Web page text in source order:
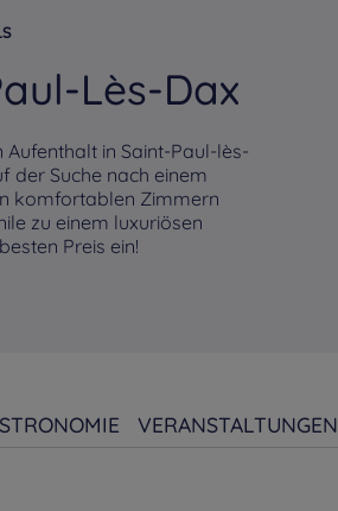
Lès-Dax
Aufenthalt in Saint-Paul-lès-
der Suche nach einem
komfortablen Zimmern
zu einem luxuriösen
Preis ein!
VERANSTALTUNGEN